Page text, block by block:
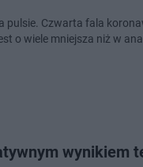
pulsie. Czwarta fala
o wiele mniejsza niż w
wynikiem